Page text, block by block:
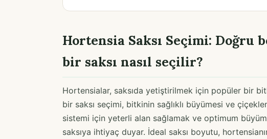
Hortensia Saksı Seçimi: Doğru
bir saksı nasıl seçilir?
Hortensialar, saksıda yetiştirilmek için popüler bir
bir saksı seçimi, bitkinin sağlıklı büyümesi ve
sistemi için yeterli alan sağlamak ve optimum
saksıya ihtiyaç duyar. İdeal saksı boyutu,